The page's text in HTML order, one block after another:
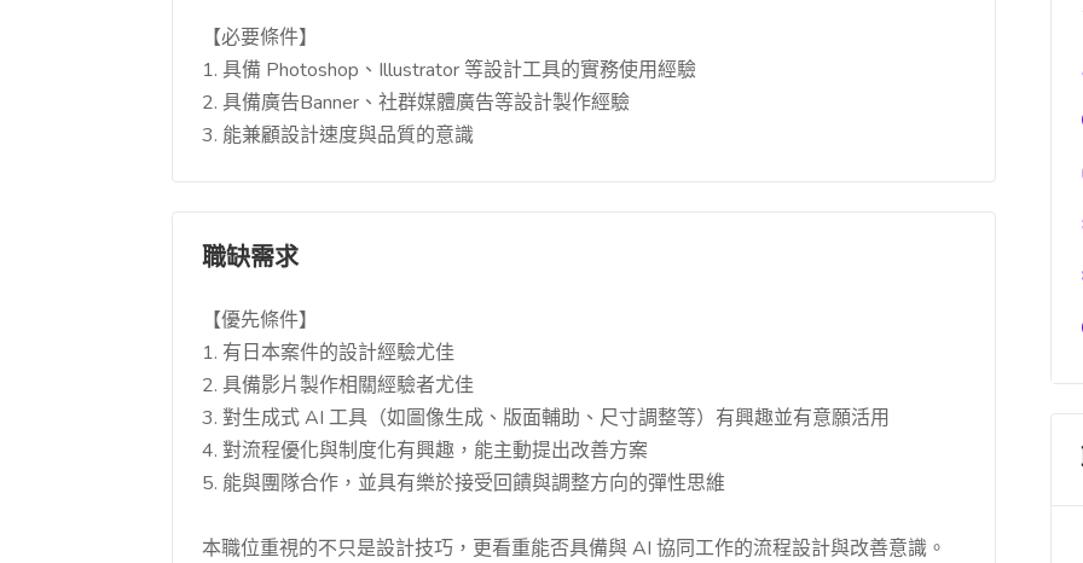
【必要條件】
1. 具備 Photoshop、Illustrator 等設計工具的實務使用經驗
2. 具備廣告Banner、社群媒體廣告等設計製作經驗
3. 能兼顧設計速度與品質的意識
職缺需求
【優先條件】
1. 有日本案件的設計經驗尤佳
2. 具備影片製作相關經驗者尤佳
3. 對生成式 AI 工具（如圖像生成、版面輔助、尺寸調整等）有興趣並有意願活用
4. 對流程優化與制度化有興趣，能主動提出改善方案
5. 能與團隊合作，並具有樂於接受回饋與調整方向的彈性思維
本職位重視的不只是設計技巧，更看重能否具備與 AI 協同工作的流程設計與改善意識。